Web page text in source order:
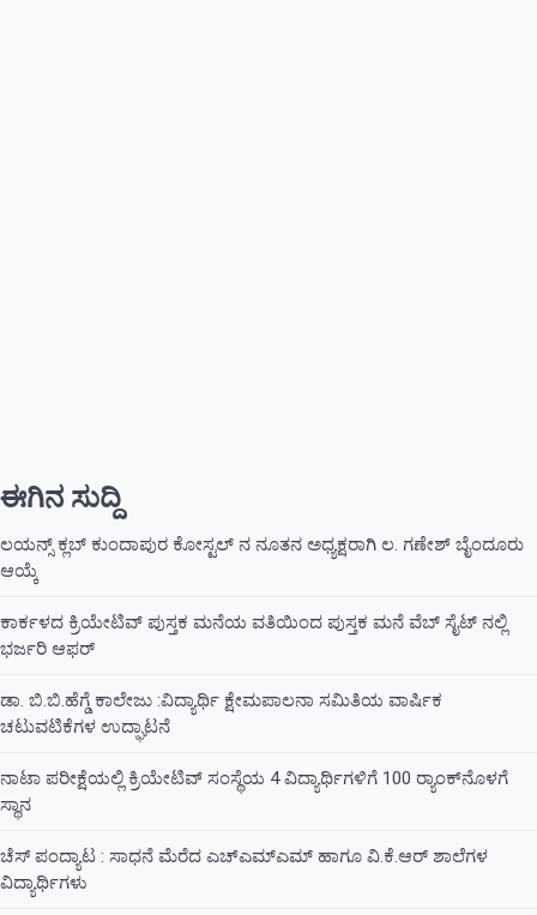
ಈಗಿನ ಸುದ್ದಿ
ಲಯನ್ಸ್ ಕ್ಲಬ್ ಕುಂದಾಪುರ ಕೋಸ್ಟಲ್ ನ ನೂತನ ಅಧ್ಯಕ್ಷರಾಗಿ ಲ. ಗಣೇಶ್ ಬೈಂದೂರು
ಆಯ್ಕೆ
ಕಾರ್ಕಳದ ಕ್ರಿಯೇಟಿವ್ ಪುಸ್ತಕ ಮನೆಯ ವತಿಯಿಂದ ಪುಸ್ತಕ ಮನೆ ವೆಬ್ ಸೈಟ್ ನಲ್ಲಿ
ಭರ್ಜರಿ ಆಫರ್
ಡಾ. ಬಿ.ಬಿ.ಹೆಗ್ಡೆ ಕಾಲೇಜು :ವಿದ್ಯಾರ್ಥಿ ಕ್ಷೇಮಪಾಲನಾ ಸಮಿತಿಯ ವಾರ್ಷಿಕ
ಚಟುವಟಿಕೆಗಳ ಉದ್ಘಾಟನೆ
ನಾಟಾ ಪರೀಕ್ಷೆಯಲ್ಲಿ ಕ್ರಿಯೇಟಿವ್ ಸಂಸ್ಥೆಯ 4 ವಿದ್ಯಾರ್ಥಿಗಳಿಗೆ 100 ರ‍್ಯಾಂಕ್‌ನೊಳಗೆ
ಸ್ಥಾನ
ಚೆಸ್ ಪಂದ್ಯಾಟ : ಸಾಧನೆ ಮೆರೆದ ಎಚ್ಎಮ್ಎಮ್ ಹಾಗೂ ವಿ.ಕೆ.ಆರ್ ಶಾಲೆಗಳ
ವಿದ್ಯಾರ್ಥಿಗಳು